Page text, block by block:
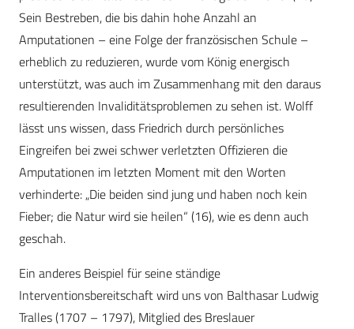
Sein Bestreben, die bis dahin hohe Anzahl an
Amputationen – eine Folge der französischen Schule –
erheblich zu reduzieren, wurde vom König energisch
unterstützt, was auch im Zusammenhang mit den daraus
resultierenden Invaliditätsproblemen zu sehen ist. Wolff
lässt uns wissen, dass Friedrich durch persönliches
Eingreifen bei zwei schwer verletzten Offizieren die
Amputationen im letzten Moment mit den Worten
verhinderte: „Die beiden sind jung und haben noch kein
Fieber; die Natur wird sie heilen“ (16), wie es denn auch
geschah.
Ein anderes Beispiel für seine ständige
Interventionsbereitschaft wird uns von Balthasar Ludwig
Tralles (1707 – 1797), Mitglied des Breslauer